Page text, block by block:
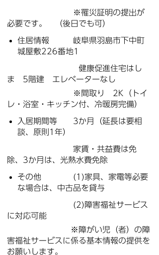
※罹災証明の提出が
必要です。 （後日でも可）
住居情報 岐阜県羽島市下中町
城屋敷226番地1
健康促進住宅はし
ま 5階建 エレベーターなし
※間取り 2K（トイ
レ・浴室・キッチン付、冷暖房完備）
入居期間等 3か月（延長は要相
談、原則1年）
家賃・共益費は免
除、3か月は、光熱水費免除
その他 (1)家具、家電等必要
な場合は、中古品を貸与
(2)障害福祉サービス
に対応可能
※障がい児（者）の障
害福祉サービスに係る基本情報の提供を
お願いします。